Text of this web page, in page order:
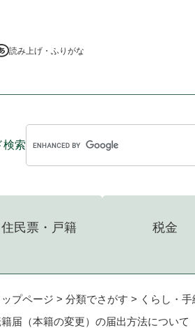
読み上げ・ふりがな
検索
住民票・戸籍 税金
ップページ > 分類でさがす > くらし・手
届（本籍の変更）の届出方法について